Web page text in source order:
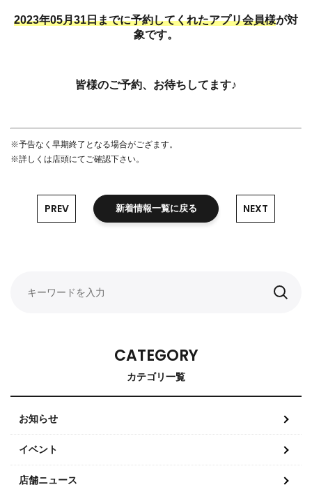
2023年05月31日までに予約してくれたアプリ会員様が対
象です。
皆様のご予約、お待ちしてます♪
※予告なく早期終了となる場合がござます。
※詳しくは店頭にてご確認下さい。
PREV 新着情報一覧に戻る NEXT
CATEGORY
カテゴリ一覧
お知らせ
イベント
店舗ニュース